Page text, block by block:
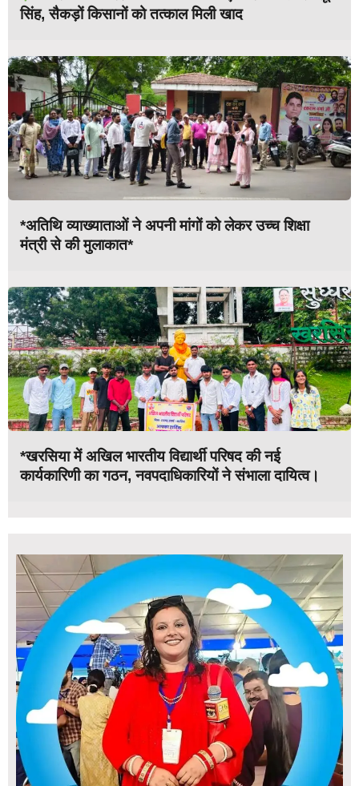
सिंह, सैकड़ों किसानों को तत्काल मिली खाद
*अतिथि व्याख्याताओं ने अपनी मांगों को लेकर उच्च शिक्षा
मंत्री से की मुलाकात*
*खरसिया में अखिल भारतीय विद्यार्थी परिषद की नई
कार्यकारिणी का गठन, नवपदाधिकारियों ने संभाला दायित्व।